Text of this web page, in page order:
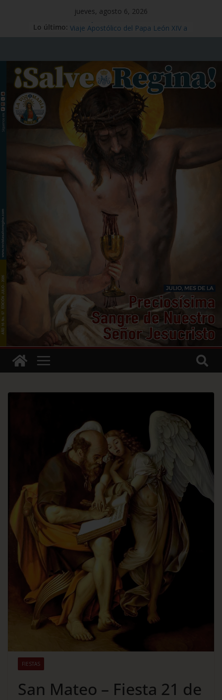
jueves, agosto 6, 2026
Lo último: Mensaje #97
Señor Jesucristo – Fiesta,1 de julio
Santo Tomás Apóstol – Memoria, 3
de julio
San Benito abad – Memoria,11 de
julio
FIESTAS
San Mateo – Fiesta 21 de